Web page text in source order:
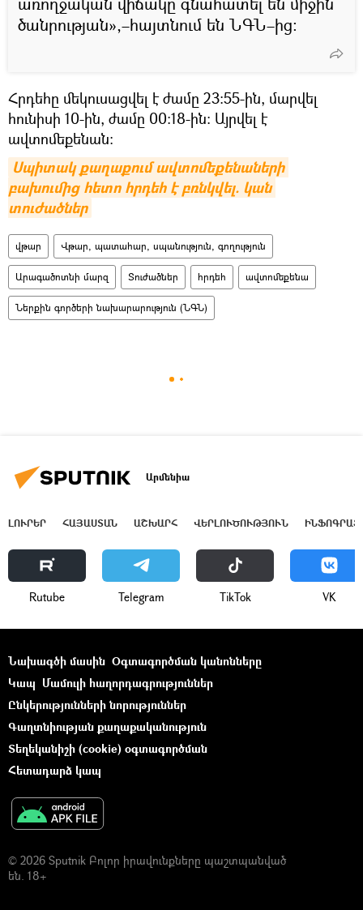
ծանրության»,–հայտնում են ՆԳՆ–ից։
Հրդեհը մեկուսացվել է ժամը 23։55-ին, մարվել
հունիսի 10-ին, ժամը 00։18-ին։ Այրվել է
ավտոմեքենան։
Սպիտակ քաղաքում ավտոմեքենաների
բախումից հետո հրդեհ է բռնկվել. կան
տուժածներ
վթար Վթար, պատահար, սպանություն, գողություն
Արագածոտնի մարզ Տուժածներ հրդեհ ավտոմեքենա
Ներքին գործերի նախարարություն (ՆԳՆ)
Արմենիա
ԼՈՒՐԵՐ ՀԱՅԱՍՏԱՆ ԱՇԽԱՐՀ ՎԵՐԼՈՒԾՈՒԹՅՈՒՆ
Rutube Telegram ТikТоk VK
Նախագծի մասին Օգտագործման կանոնները
Կապ Մամուլի հաղորդագրություններ
Ընկերությունների նորություններ
Գաղտնիության քաղաքականություն
Տեղեկանիշի (cookie) օգտագործման
Հետադարձ կապ
© 2026 Sputnik Բոլոր իրավունքները պաշտպանված
են. 18+